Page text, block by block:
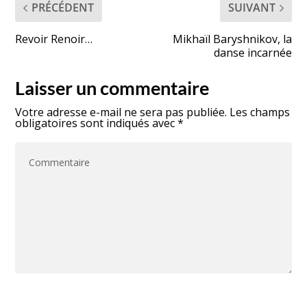
PRÉCÉDENT
Revoir Renoir…
SUIVANT
Mikhaïl Baryshnikov, la
danse incarnée
Laisser un commentaire
Votre adresse e-mail ne sera pas publiée. Les champs
obligatoires sont indiqués avec*